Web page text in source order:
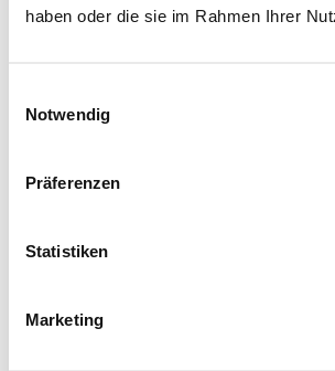
haben oder die sie im Rahmen Ihrer
Notwendig
Präferenzen
Statistiken
Marketing
Niederlassungsleiter